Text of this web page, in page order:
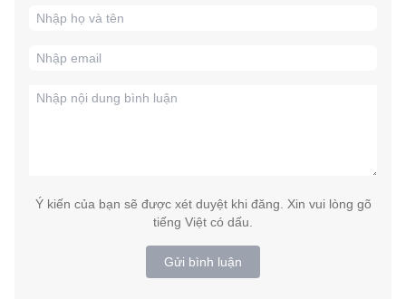
Ý kiến của bạn sẽ được xét duyệt khi đăng. Xin vui lòng gõ
tiếng Việt có dấu.
Gửi bình luận